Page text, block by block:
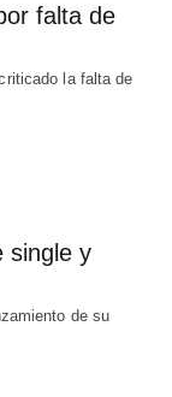
falta de
la falta de
single y
de su